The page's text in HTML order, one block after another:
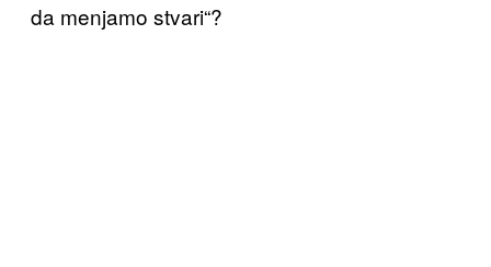
da menjamo stvari“?